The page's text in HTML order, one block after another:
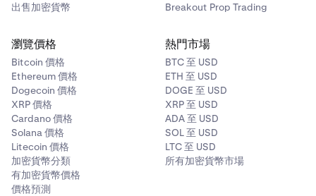
出售加密貨幣
Breakout Prop Trading
瀏覽價格
Bitcoin 價格
Ethereum 價格
Dogecoin 價格
XRP 價格
Cardano 價格
Solana 價格
Litecoin 價格
加密貨幣分類
有加密貨幣價格
價格預測
熱門市場
BTC 至 USD
ETH 至 USD
DOGE 至 USD
XRP 至 USD
ADA 至 USD
SOL 至 USD
LTC 至 USD
所有加密貨幣市場